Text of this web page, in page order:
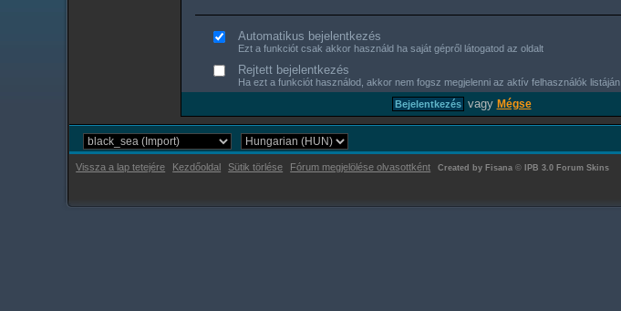
Automatikus bejelentkezés
Ezt a funkciót csak akkor használd ha saját gépről látogatod az oldalt
Rejtett bejelentkezés
Ha ezt a funkciót használod, akkor nem fogsz megjelenni az aktív felhasználók listáján
vagy Mégse
Vissza a lap tetejére Kezdőoldal Sütik törlése Fórum megjelölése olvasottként Created by Fisana © IPB 3.0 Forum Skins